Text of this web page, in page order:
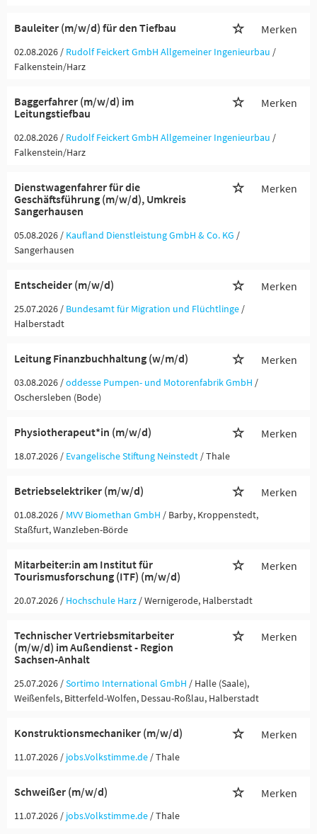
Bauleiter (m/w/d) für den Tiefbau Merken
02.08.2026 / Rudolf Feickert GmbH Allgemeiner Ingenieurbau /
Falkenstein/Harz
Baggerfahrer (m/w/d) im
Leitungstiefbau
Merken
02.08.2026 / Rudolf Feickert GmbH Allgemeiner Ingenieurbau /
Falkenstein/Harz
Dienstwagenfahrer für die
Geschäftsführung (m/w/d), Umkreis
Sangerhausen
Merken
05.08.2026 / Kaufland Dienstleistung GmbH & Co. KG /
Sangerhausen
Entscheider (m/w/d) Merken
25.07.2026 / Bundesamt für Migration und Flüchtlinge /
Halberstadt
Leitung Finanzbuchhaltung (w/m/d) Merken
03.08.2026 /oddesse Pumpen- und Motorenfabrik GmbH /
Oschersleben (Bode)
Physiotherapeut*in (m/w/d) Merken
18.07.2026 / Evangelische Stiftung Neinstedt / Thale
Betriebselektriker (m/w/d) Merken
01.08.2026 / MVV Biomethan GmbH / Barby, Kroppenstedt,
Staßfurt, Wanzleben-Börde
Mitarbeiter:in am Institut für
Tourismusforschung (ITF) (m/w/d)
Merken
20.07.2026 / Hochschule Harz / Wernigerode, Halberstadt
Technischer Vertriebsmitarbeiter
(m/w/d) im Außendienst - Region
Sachsen-Anhalt
Merken
25.07.2026 /Sortimo International GmbH / Halle (Saale),
Weißenfels, Bitterfeld-Wolfen, Dessau-Roßlau, Halberstadt
Konstruktionsmechaniker (m/w/d) Merken
11.07.2026 / jobs.Volkstimme.de / Thale
Schweißer (m/w/d) Merken
11.07.2026 / jobs.Volkstimme.de / Thale